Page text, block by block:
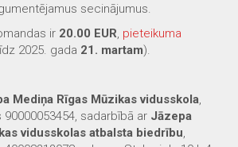
secinājumus.
ir 20.00 EUR pieteikuma
2025. gada 21. martam).
Mediņa Rīgas Mūzikas vidusskola
sadarbībā ar Jāzepa
vidusskolas atbalsta biedrību